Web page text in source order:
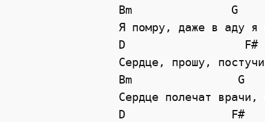
Bm
G
Я помру, даже в аду я
D
F#
Сердце, прошу,
Bm
G
Сердце полечат врачи,
D
F#